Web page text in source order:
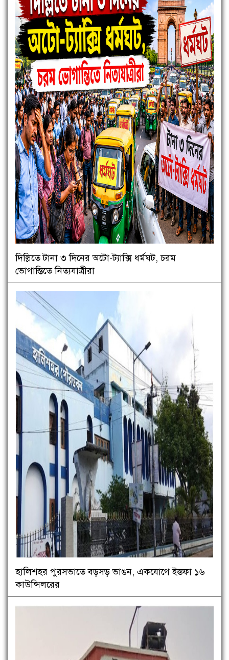
দিল্লিতে টানা ৩ দিনের অটো-ট্যাক্সি ধর্মঘট, চরম
ভোগান্তিতে নিত্যযাত্রীরা
হালিশহর পুরসভাতে বড়সড় ভাঙন, একযোগে ইস্তফা ১৬
কাউন্সিলরের